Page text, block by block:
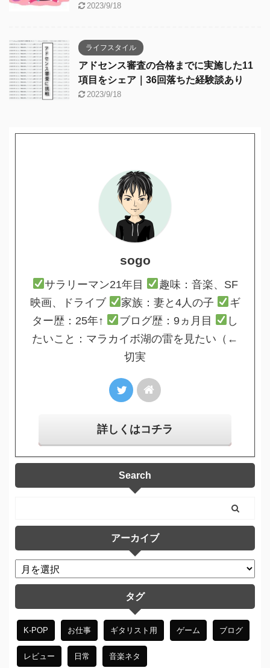
2023/9/18
ライフスタイル
アドセンス審査の合格までに実施した11
項目をシェア｜36回落ちた経験談あり
2023/9/18
sogo
サラリーマン21年目
趣味：音楽、SF
映画、ドライブ
家族：妻と4人の子
ギ
ター歴：25年↑
ブログ歴：9ヵ月目
し
たいこと：マラカイボ湖の雷を見たい（←
切実
詳しくはコチラ
Search
アーカイブ
タグ
K-POP お仕事 ギタリスト用 ゲーム ブログ
レビュー 日常 音楽ネタ